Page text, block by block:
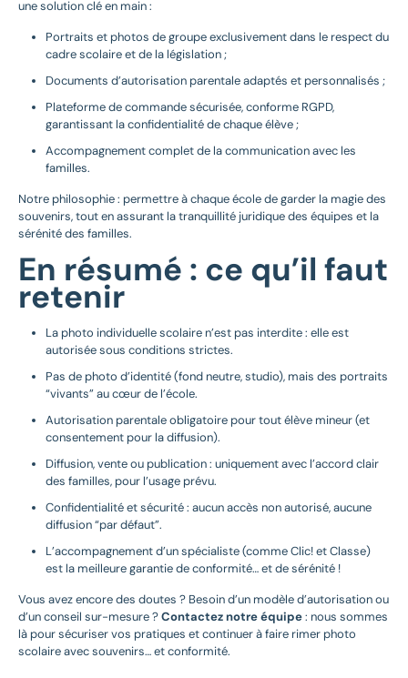
une solution clé en main :
Portraits et photos de groupe exclusivement dans le respect du
cadre scolaire et de la législation ;
Documents d’autorisation parentale adaptés et personnalisés ;
Plateforme de commande sécurisée, conforme RGPD,
garantissant la confidentialité de chaque élève ;
Accompagnement complet de la communication avec les
familles.
Notre philosophie : permettre à chaque école de garder la magie des
souvenirs, tout en assurant la tranquillité juridique des équipes et la
sérénité des familles.
En résumé : ce qu’il faut
retenir
La photo individuelle scolaire n’est pas interdite : elle est
autorisée sous conditions strictes.
Pas de photo d’identité (fond neutre, studio), mais des portraits
“vivants” au cœur de l’école.
Autorisation parentale obligatoire pour tout élève mineur (et
consentement pour la diffusion).
Diffusion, vente ou publication : uniquement avec l’accord clair
des familles, pour l’usage prévu.
Confidentialité et sécurité : aucun accès non autorisé, aucune
diffusion “par défaut”.
L’accompagnement d’un spécialiste (comme Clic! et Classe)
est la meilleure garantie de conformité… et de sérénité !
Vous avez encore des doutes ? Besoin d’un modèle d’autorisation ou
d’un conseil sur-mesure ?Contactez notre équipe: nous sommes
là pour sécuriser vos pratiques et continuer à faire rimer photo
scolaire avec souvenirs… et conformité.